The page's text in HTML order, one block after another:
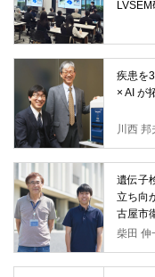
疾患を
× AI が
川西
一穂（
遺伝子
立ち向
古屋市
柴田 伸
林 洋平